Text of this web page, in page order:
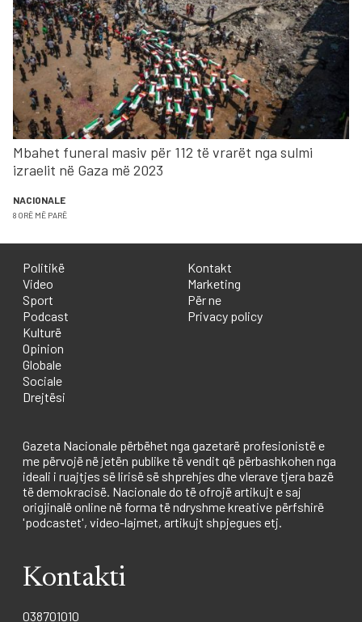
Mbahet funeral masiv për 112 të vrarët nga sulmi
izraelit në Gaza më 2023
NACIONALE
8 ORË MË PARË
Politikë
Video
Sport
Podcast
Kulturë
Opinion
Globale
Sociale
Drejtësi
Kontakt
Marketing
Për ne
Privacy policy
Gazeta Nacionale përbëhet nga gazetarë profesionistë e
me përvojë në jetën publike të vendit që përbashkohen nga
ideali i ruajtjes së lirisë së shprehjes dhe vlerave tjera bazë
të demokracisë. Nacionale do të ofrojë artikujt e saj
origjinalë online në forma të ndryshme kreative përfshirë
'podcastet', video-lajmet, artikujt shpjegues etj.
Kontakti
038701010